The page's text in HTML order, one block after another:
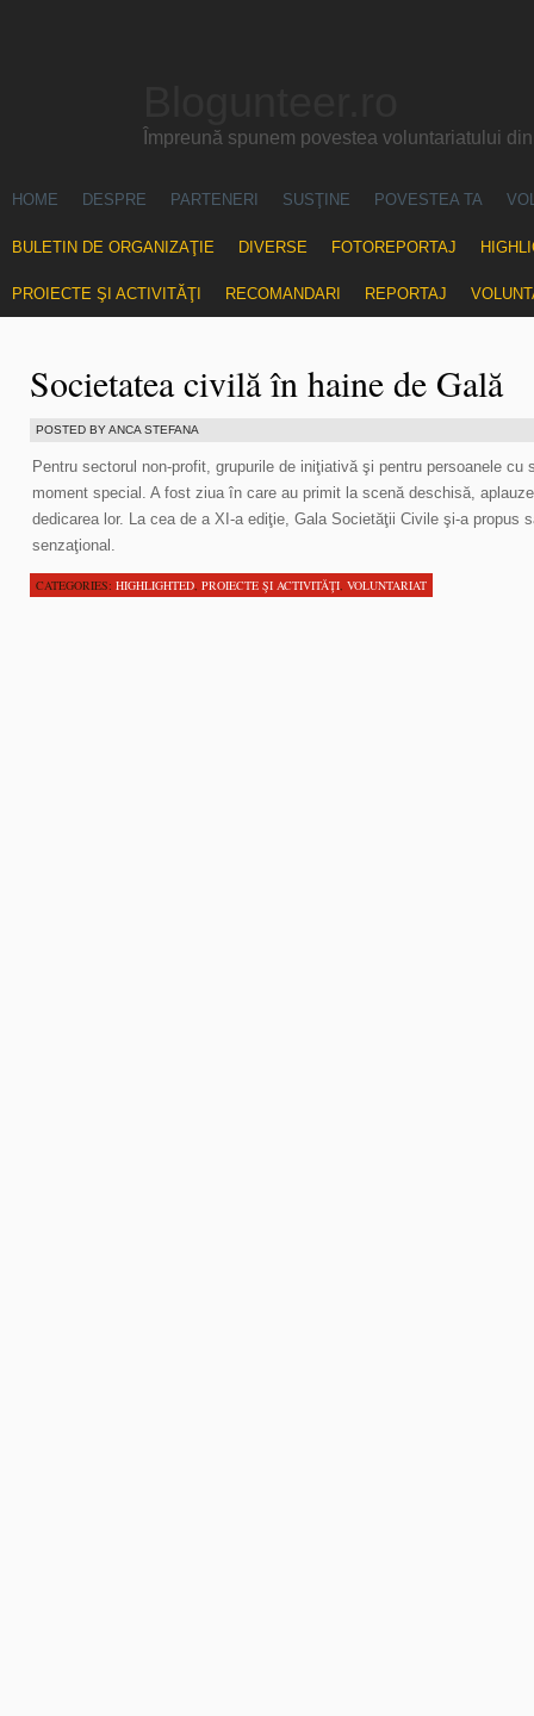
Împreună spunem povestea voluntariatului
HOME DESPRE PARTENERI SUSŢINE POVESTEA TA
BULETIN DE ORGANIZAŢIE DIVERSE FOTOREPORTAJ
PROIECTE ŞI ACTIVITĂŢI RECOMANDARI REPORTAJ
Societatea civilă în haine de Gală
POSTED BY ANCA STEFANA
Pentru sectorul non-profit, grupurile de iniţiativă şi pentru persoanele
moment special. A fost ziua în care au primit la scenă deschisă,
dedicarea lor. La cea de a XI-a ediţie, Gala Societăţii Civile şi-a propus
senzaţional.
CATEGORIES: HIGHLIGHTED, PROIECTE ŞI ACTIVITĂŢI, VOLUNTARIAT